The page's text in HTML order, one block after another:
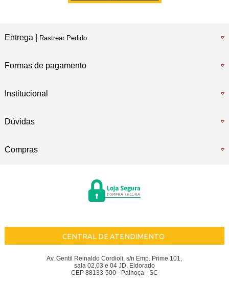
Entrega | Rastrear Pedido
Formas de pagamento
Institucional
Dúvidas
Compras
CENTRAL DE ATENDIMENTO
Av. Gentil Reinaldo Cordioli, s/n Emp. Prime 101,
sala 02,03 e 04 JD. Eldorado
CEP 88133-500 - Palhoça - SC